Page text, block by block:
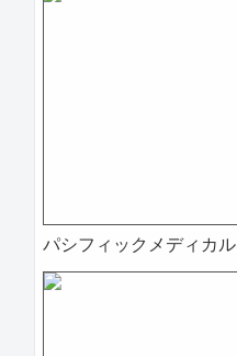
パシフィックメディカル